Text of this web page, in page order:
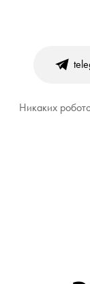
Никаких